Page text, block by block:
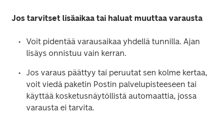
Jos tarvitset lisäaikaa tai haluat muuttaa varausta
Voit pidentää varausaikaa yhdellä tunnilla. Ajan
lisäys onnistuu vain kerran.
Jos varaus päättyy tai peruutat sen kolme kertaa,
voit viedä paketin Postin palvelupisteeseen tai
käyttää kosketusnäytöllistä automaattia, jossa
varausta ei tarvita.